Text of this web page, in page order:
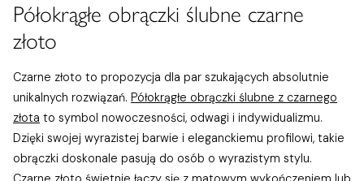
Półokrągłe obrączki ślubne czarne
złoto
Czarne złoto to propozycja dla par szukających absolutnie
unikalnych rozwiązań. Półokrągłe obrączki ślubne z czarnego
złota to symbol nowoczesności, odwagi i indywidualizmu.
Dzięki swojej wyrazistej barwie i eleganckiemu profilowi, takie
obrączki doskonale pasują do osób o wyrazistym stylu.